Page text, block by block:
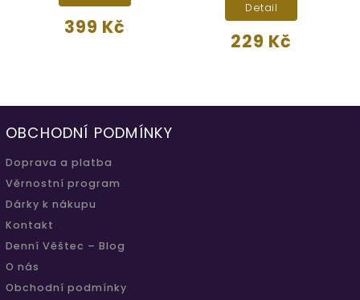
399 Kč
229 Kč
Detail
OBCHODNÍ PODMÍNKY
Doprava a platba
Věrnostní program
Dárky k nákupu
Kontakt
Denní Věštec – Blog
O nás
Obchodní podmínky